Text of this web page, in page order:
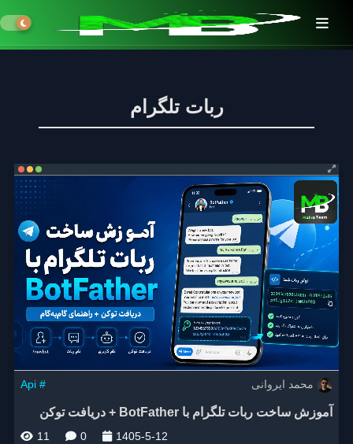
ربات تلگرام
محمد ایروانی Api #
آموزش ساخت ربات تلگرام با BotFather + دریافت توکن
11 0 1405-5-12